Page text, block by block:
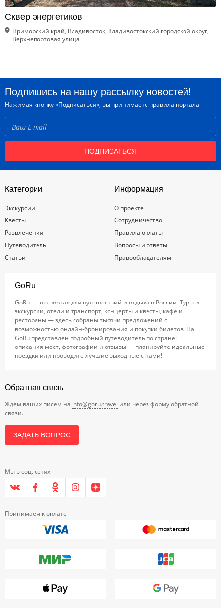
Сквер энергетиков
Приморский край, Владивосток, Владивостокский городской округ,
Верхнепортовая улица
Подпишись на нашу рассылку новостей!
Нажимая кнопку «Подписаться», вы принимаете правила портала
ПОДПИСАТЬСЯ
Категории
Экскурсии
Квесты
Развлечения
Путеводитель
Статьи
Информация
О проекте
Сотрудничество
Правила оплаты
Вопросы и ответы
Правообладателям
GoRu
GoRu — это портал для путешествий и отдыха в России. Туры и
экскурсии, отели и транспорт, концерты и квесты, кафе и
рестораны — здесь собраны тысячи предложений с
возможностью онлайн-бронирования и покупки билетов. На
GoRu представлен подробный путеводитель по стране:
описания мест, фотографии и отзывы — планируйте идеальные
поездки или проводите лучшие выходные с нами!
Обратная связь
Ждем ваших писем на info@goru.travel или через форму обратной
связи.
ЗАДАТЬ ВОПРОС
Мы в соц. сетях
Принимаем к оплате